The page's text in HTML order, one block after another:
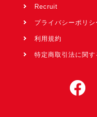
Recruit
プライバシーポリシ
利用規約
特定商取引法に関す